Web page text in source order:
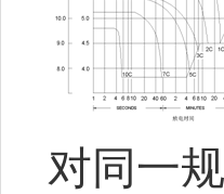
对同一